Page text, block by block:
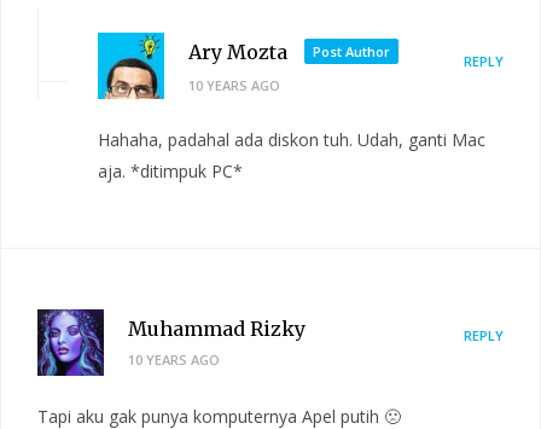
Ary Mozta
Post Author
10 YEARS AGO
REPLY
Hahaha, padahal ada diskon tuh. Udah, ganti Mac
aja. *ditimpuk PC*
Muhammad Rizky
10 YEARS AGO
REPLY
Tapi aku gak punya komputernya Apel putih 🙁